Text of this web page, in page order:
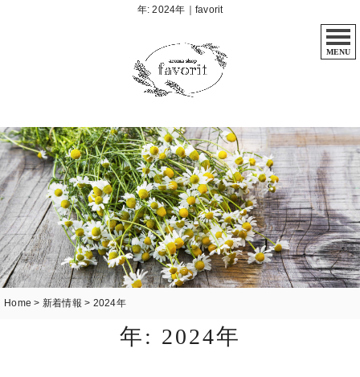
年:2024年 ｜favorit
MENU
Home > 新着情報 > 2024年
年: 2024年